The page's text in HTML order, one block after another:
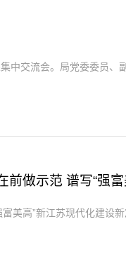
交流会。局党委委员、
做示范 谱写“强